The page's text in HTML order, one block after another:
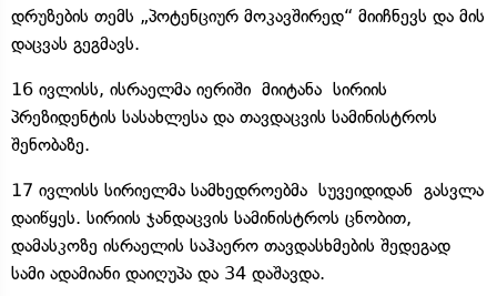
დრუზების თემს „პოტენციურ მოკავშირედ“ მიიჩნევს და მის
დაცვას გეგმავს.
16 ივლისს, ისრაელმა იერიში მიიტანა სირიის
პრეზიდენტის სასახლესა და თავდაცვის სამინისტროს
შენობაზე.
17 ივლისს სირიელმა სამხედროებმა სუვეიდიდან გასვლა
დაიწყეს. სირიის ჯანდაცვის სამინისტროს ცნობით,
დამასკოზე ისრაელის საჰაერო თავდასხმების შედეგად
სამი ადამიანი დაიღუპა და 34 დაშავდა.